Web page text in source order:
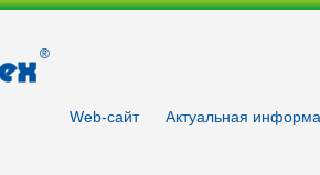
Web-сайт Aктуальнaя